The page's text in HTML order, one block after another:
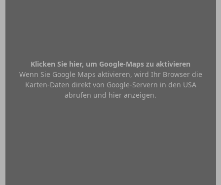
Klicken Sie hier, um Google-Maps zu aktivieren
Wenn Sie Google Maps aktivieren, wird Ihr Browser die
Karten-Daten direkt von Google-Servern in den USA
abrufen und hier anzeigen.